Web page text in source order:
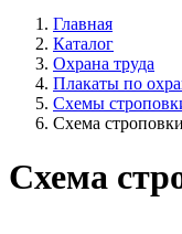
Главная
Каталог
Охрана труда
Плакаты по
Схемы
Схема
Схема